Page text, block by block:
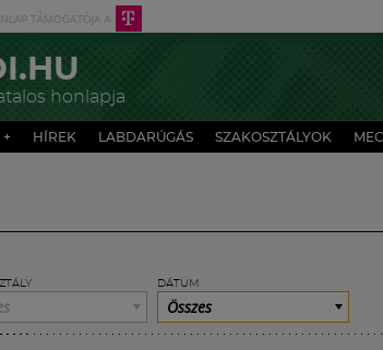
honlapja
+ HÍREK LABDARÚGÁS SZAKOSZTÁLYOK
DÁTUM
Összes